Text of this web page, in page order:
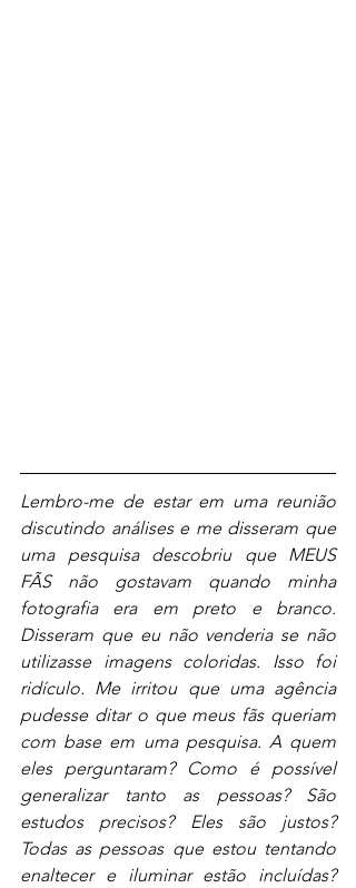
Lembro-me de estar em uma reunião
discutindo análises e me disseram que
uma pesquisa descobriu que MEUS
FÃS não gostavam quando minha
fotografia era em preto e branco.
Disseram que eu não venderia se não
utilizasse imagens coloridas. Isso foi
ridículo. Me irritou que uma agência
pudesse ditar o que meus fãs queriam
com base em uma pesquisa. A quem
eles perguntaram? Como é possível
generalizar tanto as pessoas? São
estudos precisos? Eles são justos?
Todas as pessoas que estou tentando
enaltecer e iluminar estão incluídas?